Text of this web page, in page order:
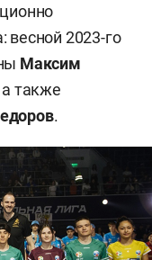
2023-го
Максим
а также
.